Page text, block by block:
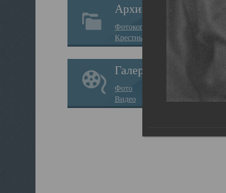
Архив
Фотокопии дел
Крестные ходы
Галерея
Фото
Видео